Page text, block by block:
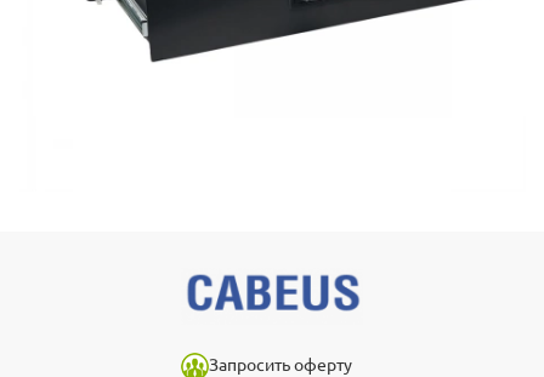
Запросить оферту